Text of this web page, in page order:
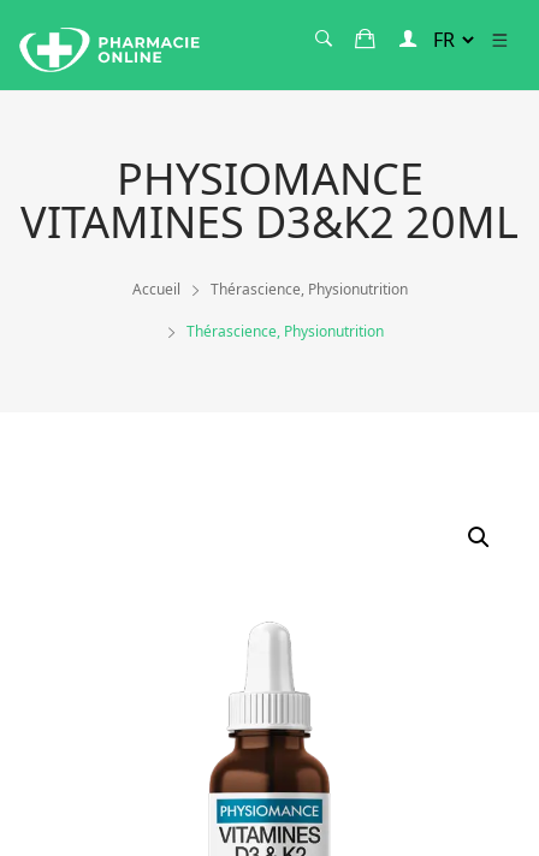
PHYSIOMANCE
VITAMINES D3&K2 20ML
Accueil Thérascience, Physionutrition
Thérascience, Physionutrition